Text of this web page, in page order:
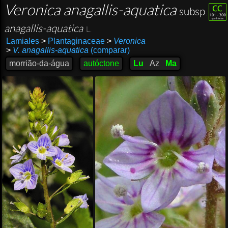
Veronica anagallis-aquatica subsp.
anagallis-aquatica
Lamiales >Plantaginaceae > Veronica
> V. anagallis-aquatica (comparar)
morrião-da-água
autóctone Lu Az Ma